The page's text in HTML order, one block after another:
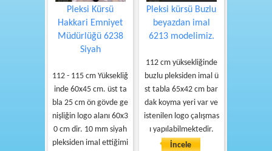
Pleksi Kürsü
Hakkari Emniyet
Müdürlüğü 6238
Siyah
112 - 115 cm Yüksekliğ
inde 60x45 cm. üst ta
bla 25 cm ön gövde ge
nişliğin logo alanı 60x3
0 cm dir. 10 mm siyah
pleksiden imal ettiğimi
Pleksi kürsü Buzlu
beyazdan imal
6213 modelimiz.
112 cm yüksekliğinde
buzlu pleksiden imal ü
st tabla 65x42 cm bar
dak koyma yeri var ve
istenilen logo çalışmas
ı yapılabilmektedir.
İncele